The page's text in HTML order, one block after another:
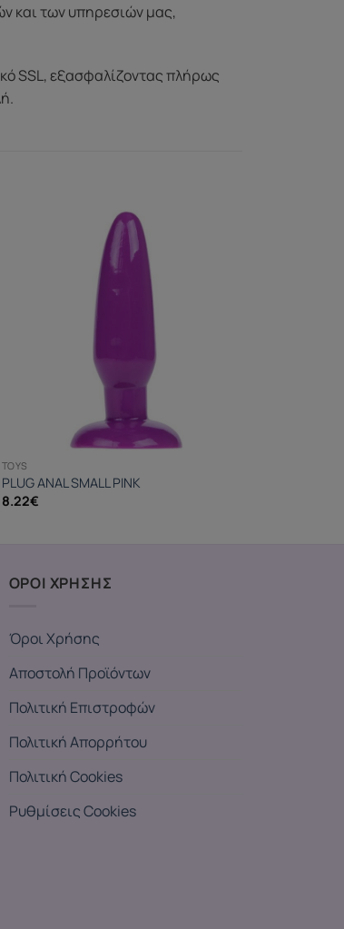
και των υπηρεσιών μας,
SSL, εξασφαλίζοντας πλήρως
TOYS
PLUG ANAL SMALL PINK
8.22€
ΟΡΟΙ ΧΡΗΣΗΣ
Όροι Χρήσης
Αποστολή Προϊόντων
Πολιτική Επιστροφών
Πολιτική Απορρήτου
Πολιτική Cookies
Ρυθμίσεις Cookies